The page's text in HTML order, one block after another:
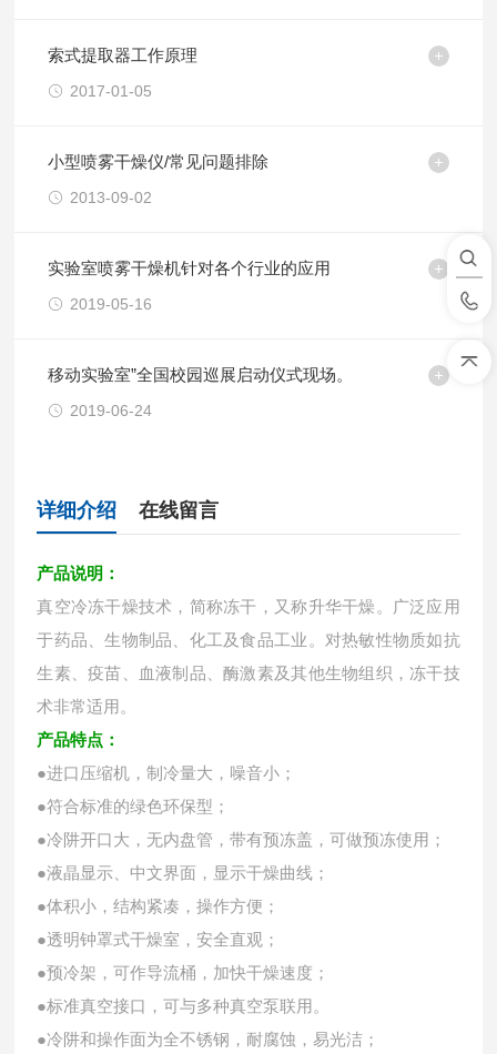
索式提取器工作原理
2017-01-05
小型喷雾干燥仪/常见问题排除
2013-09-02
实验室喷雾干燥机针对各个行业的应用
2019-05-16
移动实验室”全国校园巡展启动仪式现场。
2019-06-24
详细介绍 在线留言
产品说明：
真空冷冻干燥技术，简称冻干，又称升华干燥。广泛应用
于药品、生物制品、化工及食品工业。对热敏性物质如抗
生素、疫苗、血液制品、酶激素及其他生物组织，冻干技
术非常适用。
产品特点：
●进口压缩机，制冷量大，噪音小；
●符合标准的绿色环保型；
●冷阱开口大，无内盘管，带有预冻盖，可做预冻使用；
●液晶显示、中文界面，显示干燥曲线；
●体积小，结构紧凑，操作方便；
●透明钟罩式干燥室，安全直观；
●预冷架，可作导流桶，加快干燥速度；
●标准真空接口，可与多种真空泵联用。
●冷阱和操作面为全不锈钢，耐腐蚀，易光洁；